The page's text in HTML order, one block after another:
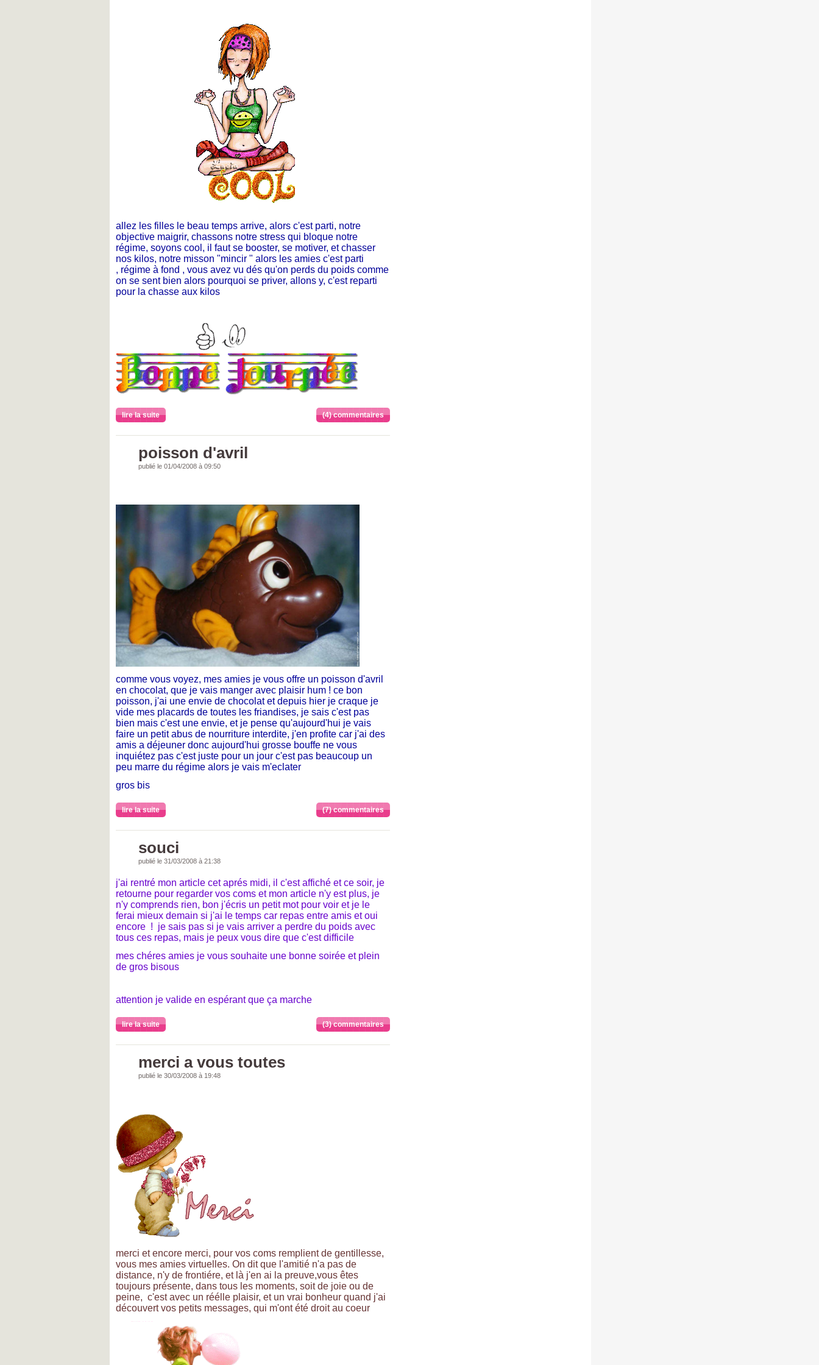
allez les filles le beau temps arrive, alors c'est parti, notre
objective maigrir, chassons notre stress qui bloque notre
régime, soyons cool, il faut se booster, se motiver, et chasser
nos kilos, notre misson "mincir " alors les amies c'est parti
, régime à fond , vous avez vu dés qu'on perds du poids comme
on se sent bien alors pourquoi se priver, allons y, c'est reparti
pour la chasse aux kilos
lire la suite (4) commentaires
poisson d'avril
publié le 01/04/2008 à 09:50
comme vous voyez, mes amies je vous offre un poisson d'avril
en chocolat, que je vais manger avec plaisir hum ! ce bon
poisson, j'ai une envie de chocolat et depuis hier je craque je
vide mes placards de toutes les friandises, je sais c'est pas
bien mais c'est une envie, et je pense qu'aujourd'hui je vais
faire un petit abus de nourriture interdite, j'en profite car j'ai des
amis a déjeuner donc aujourd'hui grosse bouffe ne vous
inquiétez pas c'est juste pour un jour c'est pas beaucoup un
peu marre du régime alors je vais m'eclater
gros bis
lire la suite (7) commentaires
souci
publié le 31/03/2008 à 21:38
j'ai rentré mon article cet aprés midi, il c'est affiché et ce soir, je
retourne pour regarder vos coms et mon article n'y est plus, je
n'y comprends rien, bon j'écris un petit mot pour voir et je le
ferai mieux demain si j'ai le temps car repas entre amis et oui
encore ! je sais pas si je vais arriver a perdre du poids avec
tous ces repas, mais je peux vous dire que c'est difficile
mes chéres amies je vous souhaite une bonne soirée et plein
de gros bisous
attention je valide en espérant que ça marche
lire la suite (3) commentaires
merci a vous toutes
publié le 30/03/2008 à 19:48
merci et encore merci, pour vos coms remplient de gentillesse,
vous mes amies virtuelles. On dit que l'amitié n'a pas de
distance, n'y de frontiére, et là j'en ai la preuve,vous êtes
toujours présente, dans tous les moments, soit de joie ou de
peine, c'est avec un réélle plaisir, et un vrai bonheur quand j'ai
découvert vos petits messages, qui m'ont été droit au coeur